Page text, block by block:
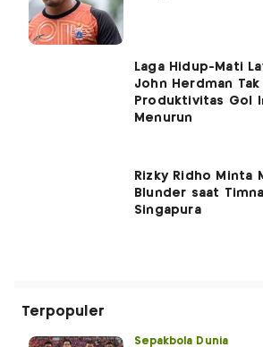
Laga Hidup-Mati
John Herdman
Produktivitas Gol
Menurun
Rizky Ridho Minta
Blunder saat
Singapura
Terpopuler
Sepakbola Dunia